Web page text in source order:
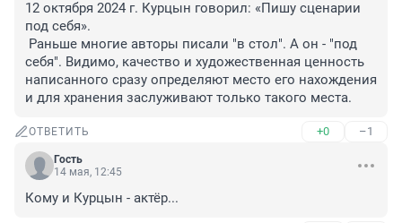
12 октября 2024 г. Курцын говорил: «Пишу сценарии
под себя».
Раньше многие авторы писали "в стол". А он - "под
себя". Видимо, качество и художественная ценность
написанного сразу определяют место его нахождения
и для хранения заслуживают только такого места.
ОТВЕТИТЬ +0 –1
Гость
14 мая, 12:45
Кому и Курцын - актёр...